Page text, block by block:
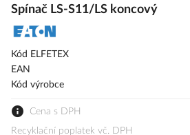
na
galerie
s
Spínač LS-S11/LS koncový
Kód ELFETEX
EAN
Kód výrobce
Cena s DPH
Recyklační poplatek vč. DPH